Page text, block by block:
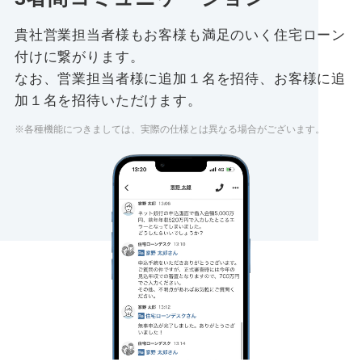
貴社営業担当者様もお客様も満足のいく住宅ローン
付けに繋がります。
なお、営業担当者様に追加１名を招待、お客様に追
加１名を招待いただけます。
※各種機能につきましては、実際の仕様とは異なる場合がございます。